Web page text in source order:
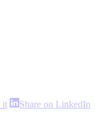
itShareShare on LinkedIn